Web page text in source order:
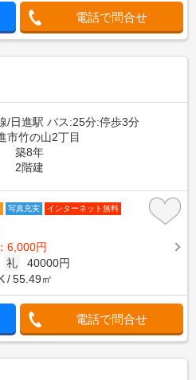
電話で問合せ
/日進駅 バス:25分:停歩3分
市竹の山2丁目
築8年
2階建
写真充実 インターネット無料
6,000円
礼
40000円
55.49㎡
電話で問合せ